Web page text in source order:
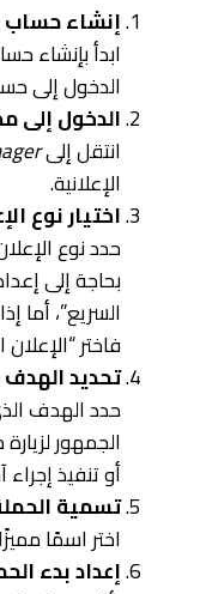
إنشاء حساب
ابدأ بإنشاء
الدخول إلى
الدخول إلى
انتقل إلى
الإعلانية.
اختيار نوع
حدد نوع
بحاجة إلى
السريع”، أما
فاختر
تحديد الهدف
حدد الهدف
الجمهور
أو تنفيذ إجراء
تسمية
اختر اسمًا
إعداد بدء